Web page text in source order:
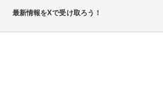
最新情報をXで受け取ろう！